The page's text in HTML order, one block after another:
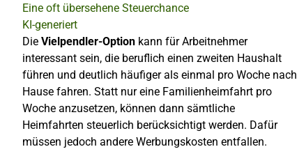
KI-generiert
Die Vielpendler-Optionkann für Arbeitnehmer
interessant sein, die beruflich einen zweiten Haushalt
führen und deutlich häufiger als einmal pro Woche nach
Hause fahren. Statt nur eine Familienheimfahrt pro
Woche anzusetzen, können dann sämtliche
Heimfahrten steuerlich berücksichtigt werden. Dafür
müssen jedoch andere Werbungskosten entfallen.